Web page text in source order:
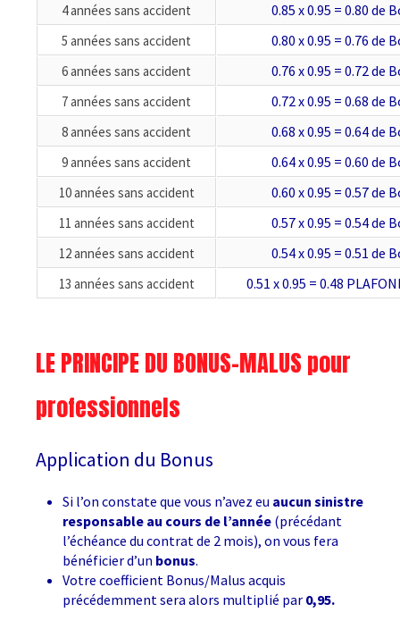
4 années sans accident 0.85 x 0.95 = 0.80 de
5 années sans accident 0.80 x 0.95 = 0.76 de
6 années sans accident 0.76 x 0.95 = 0.72 de
7 années sans accident 0.72 x 0.95 = 0.68 de
8 années sans accident 0.68 x 0.95 = 0.64 de
9 années sans accident 0.64 x 0.95 = 0.60 de
10 années sans accident 0.60 x 0.95 = 0.57 de
11 années sans accident 0.57 x 0.95 = 0.54 de
12 années sans accident 0.54 x 0.95 = 0.51 de
13 années sans accident 0.51 x 0.95 = 0.48
LE PRINCIPE DU BONUS-MALUS pour
professionnels
Application du Bonus
Si l’on constate que vous n’avez eu aucun sinistre
responsable au cours de l’année (précédant
l’échéance du contrat de 2 mois), on vous fera
bénéficier d’un bonus.
Votre coefficient Bonus/Malus acquis
précédemment sera alors multiplié par 0,95.